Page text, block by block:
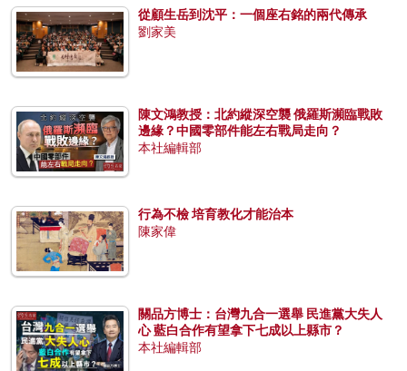
從顧生岳到沈平：一個座右銘的兩代傳承
劉家美
陳文鴻教授：北約縱深空襲 俄羅斯瀕臨戰敗
邊緣？中國零部件能左右戰局走向？
本社編輯部
行為不檢 培育教化才能治本
陳家偉
關品方博士：台灣九合一選舉 民進黨大失人
心 藍白合作有望拿下七成以上縣市？
本社編輯部